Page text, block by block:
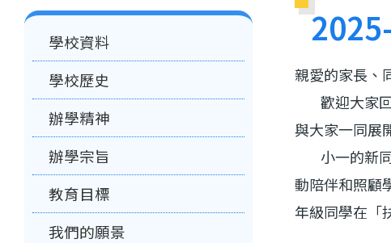
結
親愛的家長、
歡迎大家回
與大家一同展
小一的新同
動陪伴和照顧
年級同學在「
Main
navigation
學校資料
學校歷史
辦學精神
辦學宗旨
教育目標
我們的願景